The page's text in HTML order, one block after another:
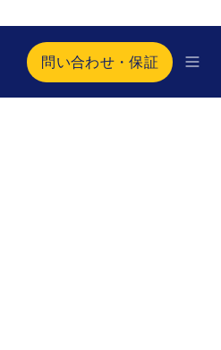
問い合わせ・保証